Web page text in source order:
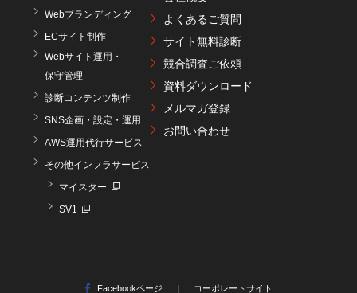
Webブランディング
ECサイト制作
Webサイト運用・
保守管理
診断コンテンツ制作
SNS企画・設定・運用
AWS運用代行サービス
その他インフラサービス
マイスター
SV1
よくあるご質問
サイト無料診断
競合調査ご依頼
資料ダウンロード
メルマガ登録
お問い合わせ
Facebookページ コーポレートサイト